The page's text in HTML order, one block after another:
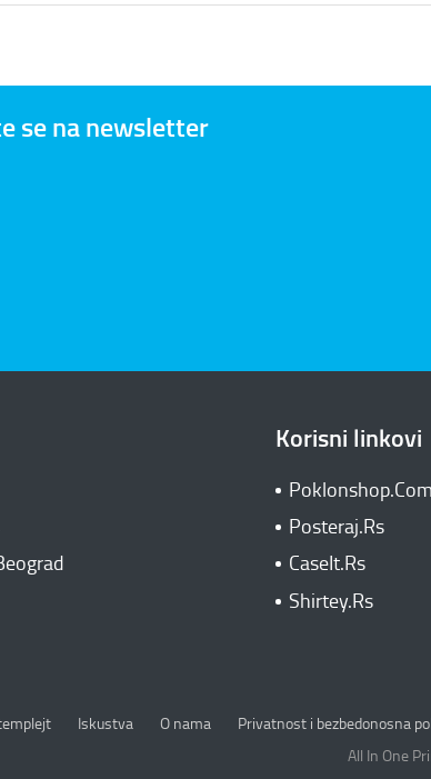
se na newsletter
Korisni linkovi
Poklonshop.Com
Posteraj.Rs
CaseIt.Rs
Shirtey.Rs
Iskustva O nama Privatnost i bezbedonosna
Privatnost i bezbedonosna
All In One